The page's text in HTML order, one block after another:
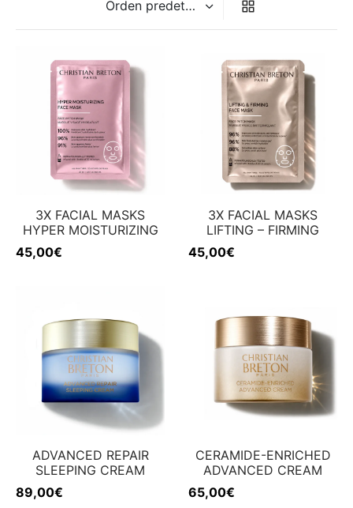
3X FACIAL MASKS
HYPER MOISTURIZING
45,00€
3X FACIAL MASKS
LIFTING – FIRMING
45,00€
ADVANCED REPAIR
SLEEPING CREAM
89,00€
CERAMIDE-ENRICHED
ADVANCED CREAM
65,00€